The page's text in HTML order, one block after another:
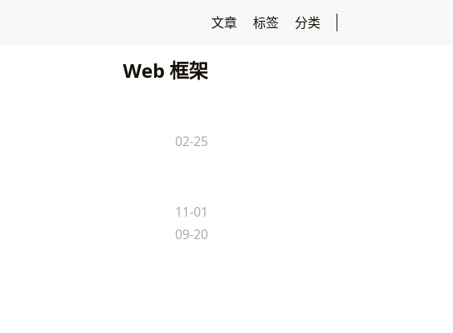
文章 标签 分类
Web 框架
02-25
11-01
09-20